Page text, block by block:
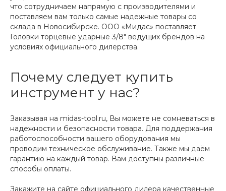
что сотрудничаем напрямую с производителями и
поставляем вам только самые надежные товары со
склада в Новосибирске. ООО «Мидас» поставляет
Головки торцевые ударные 3/8" ведущих брендов на
условиях официального дилерства.
Почему следует купить
инструмент у нас?
Заказывая на midas-tool.ru, Вы можете не сомневаться в
надежности и безопасности товара. Для поддержания
работоспособности вашего оборудования мы
проводим техническое обслуживание. Также мы даём
гарантию на каждый товар. Вам доступны различные
способы оплаты.
Закажите на сайте официального дилера качественные